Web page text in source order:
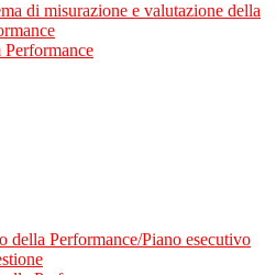
di misurazione e valutazione della
Performance
della Performance/Piano esecutivo